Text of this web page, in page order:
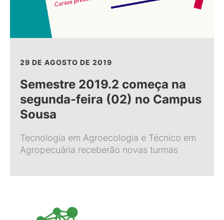
29 DE AGOSTO DE 2019
Semestre 2019.2 começa na
segunda-feira (02) no Campus
Sousa
Tecnologia em Agroecologia e Técnico em
Agropecuária receberão novas turmas